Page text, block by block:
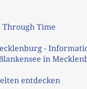
Time
-
in
entdecken